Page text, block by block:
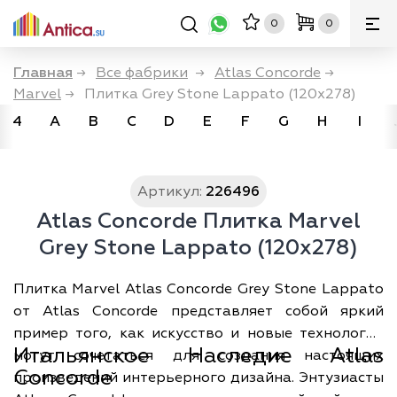
0 0
Главная → Все фабрики → Atlas Concorde →
Marvel →
Плитка Grey Stone Lappato (120x278)
4
A B C D E F G H I
Артикул: 226496
Atlas Concorde Плитка Marvel
Grey Stone Lappato (120x278)
Плитка Marvel Atlas Concorde Grey Stone Lappato
от Atlas Concorde представляет собой яркий
пример того, как искусство и новые технологии
могут сочетаться для создания настоящих
произведений интерьерного дизайна. Энтузиасты
Итальянское Наследие Atlas
Concorde